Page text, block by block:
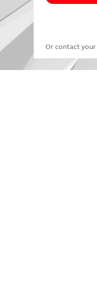
Or contact your